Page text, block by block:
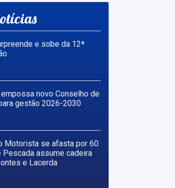
e sobe da 12ª
novo Conselho de
gestão 2026-2030
Motorista se afasta por 60
Pescada assume cadeira
e Lacerda